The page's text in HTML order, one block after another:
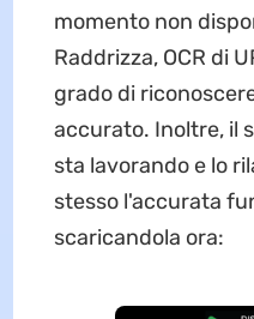
momento non
Raddrizza, OCR di
grado di
accurato. Inoltre, il
sta lavorando e lo
stesso l'accurata
scaricandola ora: